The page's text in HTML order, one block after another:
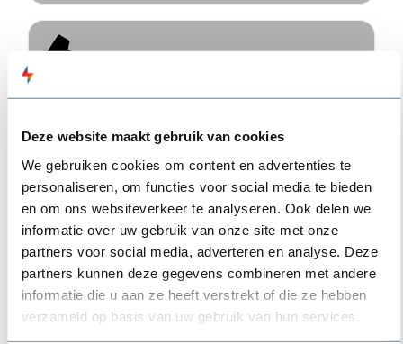
Deze website maakt gebruik van cookies
We gebruiken cookies om content en advertenties te
personaliseren, om functies voor social media te bieden
en om ons websiteverkeer te analyseren. Ook delen we
informatie over uw gebruik van onze site met onze
partners voor social media, adverteren en analyse. Deze
partners kunnen deze gegevens combineren met andere
informatie die u aan ze heeft verstrekt of die ze hebben
verzameld op basis van uw gebruik van hun services.
6.000
4
Onlinemodule